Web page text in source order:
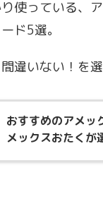
使っている、
ド5選。
違いない！を選
おすすめのアメッ
メックスおたくが